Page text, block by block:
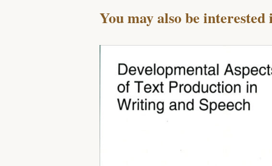
You may also be interested